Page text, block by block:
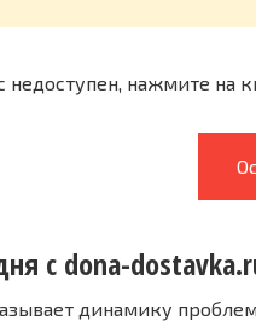
недоступен, нажмите на
с dona-
динамику